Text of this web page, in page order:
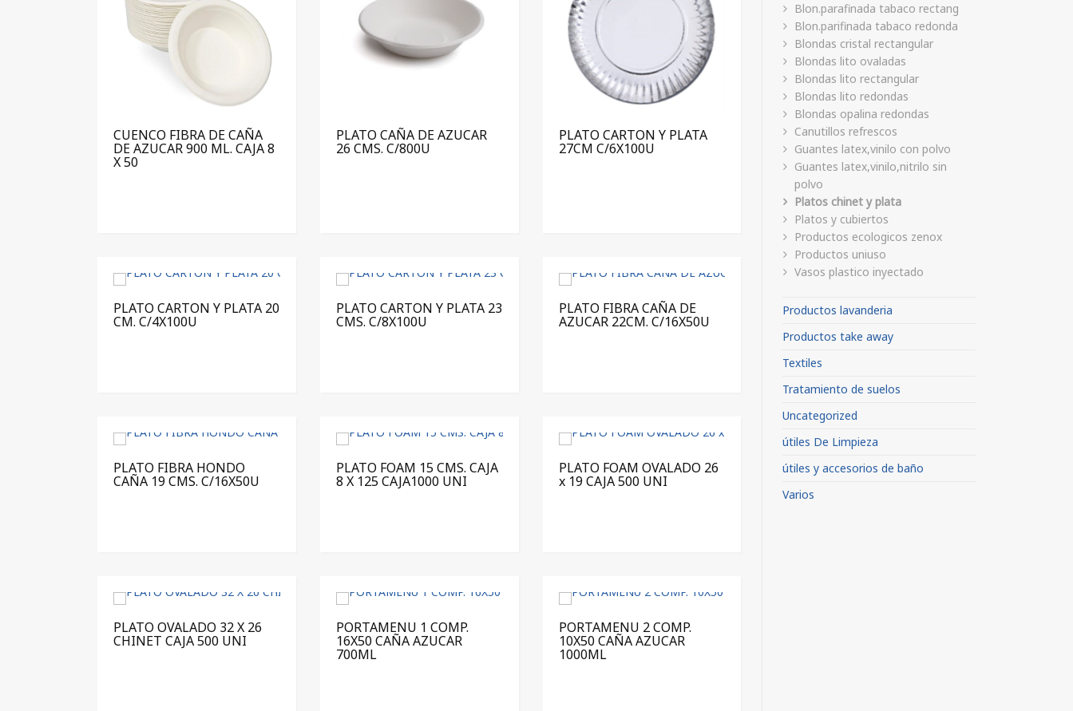
CUENCO FIBRA DE CAÑA
DE AZUCAR 900 ML. CAJA 8
X 50
PLATO CAÑA DE AZUCAR
26 CMS. C/800U
PLATO CARTON Y PLATA
27CM C/6X100U
PLATO CARTON Y PLATA 20
CM. C/4X100U
PLATO CARTON Y PLATA 23
CMS. C/8X100U
PLATO FIBRA CAÑA DE
AZUCAR 22CM. C/16X50U
PLATO FIBRA HONDO
CAÑA 19 CMS. C/16X50U
PLATO FOAM 15 CMS. CAJA
8 X 125 CAJA1000 UNI
PLATO FOAM OVALADO 26
x 19 CAJA 500 UNI
PLATO OVALADO 32 X 26
CHINET CAJA 500 UNI
PORTAMENU 1 COMP.
16X50 CAÑA AZUCAR
700ML
PORTAMENU 2 COMP.
10X50 CAÑA AZUCAR
1000ML
Blon.parafinada tabaco rectang
Blon.parifinada tabaco redonda
Blondas cristal rectangular
Blondas lito ovaladas
Blondas lito rectangular
Blondas lito redondas
Blondas opalina redondas
Canutillos refrescos
Guantes latex,vinilo con polvo
Guantes latex,vinilo,nitrilo sin
polvo
Platos chinet y plata
Platos y cubiertos
Productos ecologicos zenox
Productos uniuso
Vasos plastico inyectado
Productos lavanderia
Productos take away
Textiles
Tratamiento de suelos
Uncategorized
útiles De Limpieza
útiles y accesorios de baño
Varios